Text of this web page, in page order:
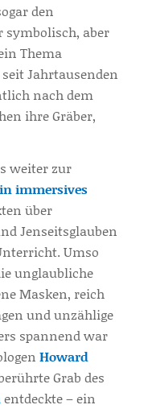
den
symbolisch, aber
Thema
Jahrtausenden
nach dem
ihre Gräber,
weiter zur
immersives
über
Jenseitsglauben
Umso
unglaubliche
Masken, reich
und unzählige
spannend war
Howard
Grab des
entdeckte – ein